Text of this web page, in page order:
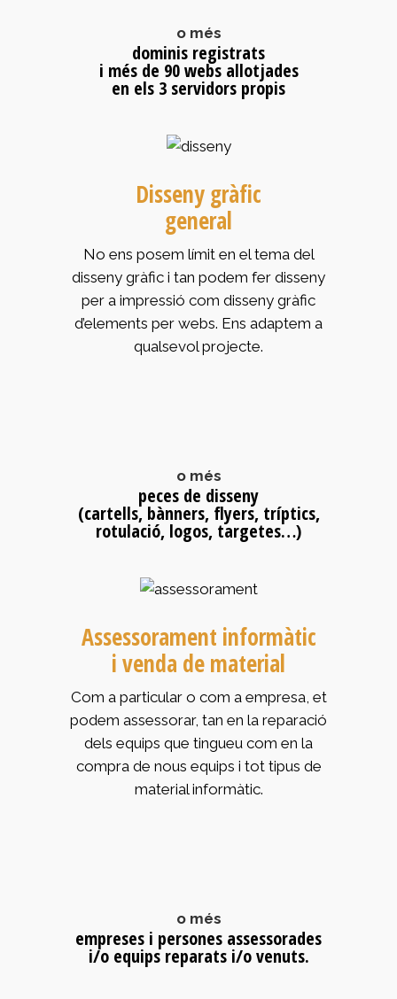
o més
dominis registrats
i més de 90webs allotjades
en els 3 servidors propis
Disseny gràfic
general
No ens posem límit en el tema del
disseny gràfic i tan podem fer disseny
per a impressió com disseny gràfic
d’elements per webs. Ens adaptem a
qualsevol projecte.
o més
peces de disseny
(cartells, bànners, flyers, tríptics,
rotulació, logos, targetes…)
Assessorament informàtic
i venda de material
Com a particular o com a empresa, et
podem assessorar, tan en la reparació
dels equips que tingueu com en la
compra de nous equips i tot tipus de
material informàtic.
o més
empreses i persones assessorades
i/o equips reparats i/o venuts.